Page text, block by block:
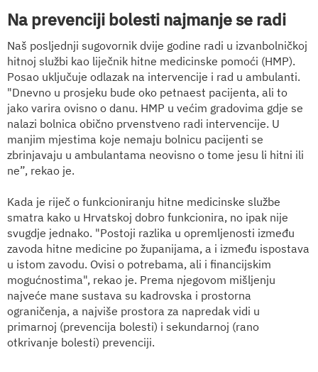
Na prevenciji bolesti najmanje se radi
Naš posljednji sugovornik dvije godine radi u izvanbolničkoj
hitnoj službi kao liječnik hitne medicinske pomoći (HMP).
Posao uključuje odlazak na intervencije i rad u ambulanti.
"Dnevno u prosjeku bude oko petnaest pacijenta, ali to
jako varira ovisno o danu. HMP u većim gradovima gdje se
nalazi bolnica obično prvenstveno radi intervencije. U
manjim mjestima koje nemaju bolnicu pacijenti se
zbrinjavaju u ambulantama neovisno o tome jesu li hitni ili
ne”, rekao je.
Kada je riječ o funkcioniranju hitne medicinske službe
smatra kako u Hrvatskoj dobro funkcionira, no ipak nije
svugdje jednako. "Postoji razlika u opremljenosti između
zavoda hitne medicine po županijama, a i između ispostava
u istom zavodu. Ovisi o potrebama, ali i financijskim
mogućnostima", rekao je. Prema njegovom mišljenju
najveće mane sustava su kadrovska i prostorna
ograničenja, a najviše prostora za napredak vidi u
primarnoj (prevencija bolesti) i sekundarnoj (rano
otkrivanje bolesti) prevenciji.